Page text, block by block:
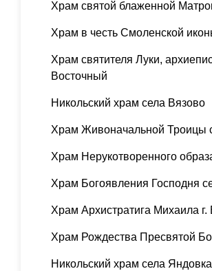
Храм святой блаженной
Храм в честь Смоленской
Храм святителя Луки,
Восточный
Никольский храм села Вязово
Храм Живоначальной Троицы
Храм Нерукотворенного
Храм Богоявления Господня
Храм Архистратига Михаила
Храм Рождества Пресвятой
Никольский храм села Яндовка